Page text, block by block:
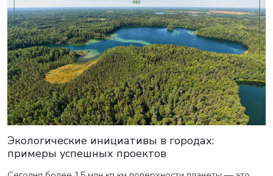
Экологические инициативы в городах:
примеры успешных проектов